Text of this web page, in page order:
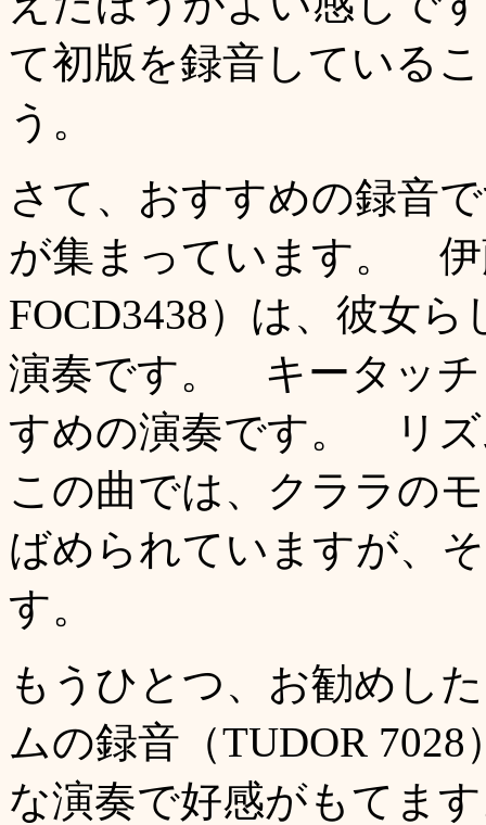
て初版を録音している
う。
さて、おすすめの録音
が集まっています。 伊
FOCD3438）は、彼女
演奏です。 キータッチ
すめの演奏です。 リ
この曲では、クララの
ばめられていますが、
す。
もうひとつ、お勧めし
ムの録音（TUDOR
な演奏で好感がもてま